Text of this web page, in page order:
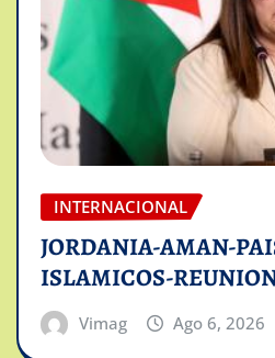
INTERNACIONAL
JORDANIA-AMAN-
ISLAMICOS-
Vimag Ago 6, 2026